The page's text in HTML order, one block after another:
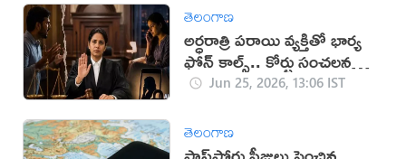
తెలంగాణ
అర్ధరాత్రి పరాయి వ్యక్తితో భార్య
ఫోన్ కాల్స్.. కోర్టు సంచలన
తీర్పుJun 25, 2026, 13:06 IST
తెలంగాణ